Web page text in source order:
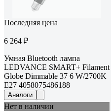
Последняя цена
6 264 ₽
Умная Bluetooth лампа
LEDVANCE SMART+ Filament
Globe Dimmable 37 6 W/2700K
E27 4058075486188
Аналоги
Нет в наличии